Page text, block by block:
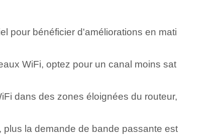
pour bénéficier d'améliorations en mati
WiFi, optez pour un canal moins sat
dans des zones éloignées du routeur,
plus la demande de bande passante est